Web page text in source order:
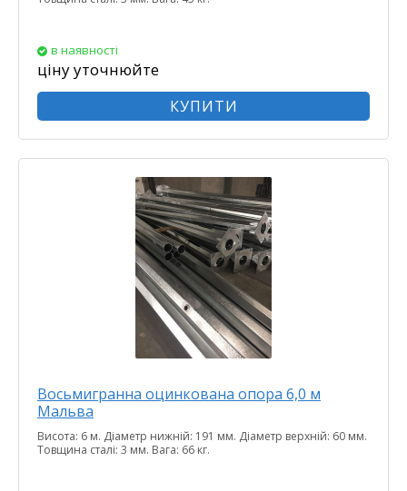
в наявності
ціну уточнюйте
КУПИТИ
Восьмигранна оцинкована опора 6,0 м
Мальва
Висота: 6 м. Діаметр нижній: 191 мм. Діаметр верхній: 60 мм.
Товщина сталі: 3 мм. Вага: 66 кг.